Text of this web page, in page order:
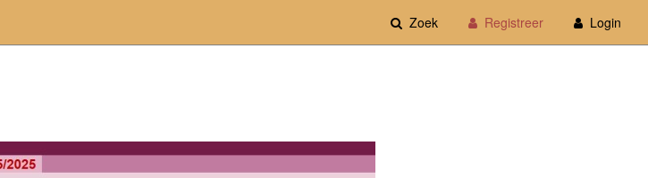
Zoek Registreer Login